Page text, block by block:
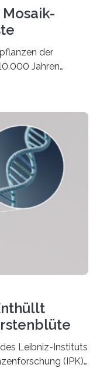
der
Jahren
neue Studie eines
dass die heutige
im
hervorgegangen
Die
in der
Die
und…
Leibniz-Instituts
(IPK)